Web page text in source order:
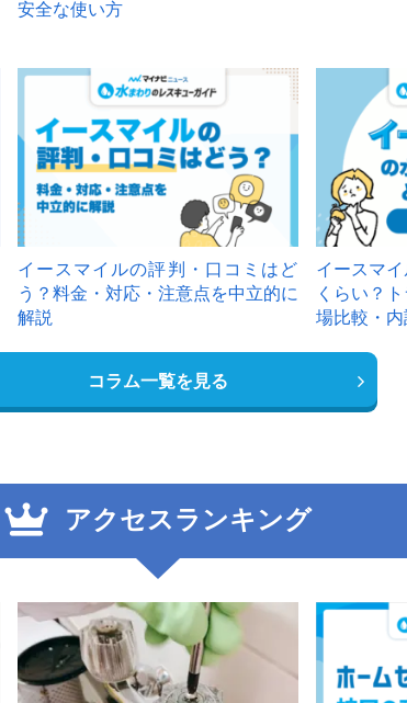
安全な使い方
イースマイルの評判・口コミはど
う？料金・対応・注意点を中立的に
解説
イースマ
くらい？
場比較・
コラム一覧を見る
アクセスランキング
2